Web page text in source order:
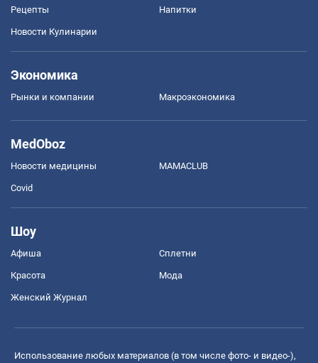
Рецепты Напитки
Новости Кулинарии
Экономика
Рынки и компании Mакроэкономика
MedOboz
Новости медицины MAMACLUB
Covid
Шоу
Афиша Сплетни
Красота Мода
Женский Журнал
Использование любых материалов (в том числе фото- и видео-),